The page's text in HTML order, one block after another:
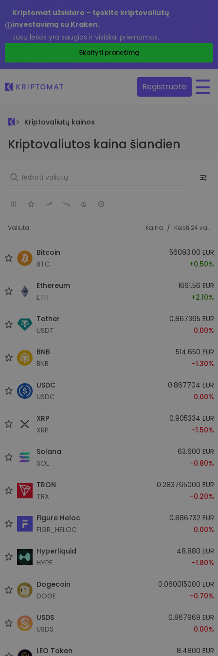
Kriptomat užsidaro – tęskite kriptovaliutų
investavimą su Kraken.
Jūsų lėšos yra saugios ir visiškai prieinamos.
Skaityti pranešimą
Registruotis
Kriptovaliutų kainos
Kriptovaliutos kaina šiandien
Valiuta Kaina / Keisti 24 val.
Bitcoin
BTC
56093.00 EUR
+0.50%
Ethereum
ETH
1661.56 EUR
+2.10%
Tether
USDT
0.867365 EUR
0.00%
BNB
BNB
514.650 EUR
-1.30%
USDC
USDC
0.867704 EUR
0.00%
XRP
XRP
0.905334 EUR
-1.50%
Solana
SOL
63.600 EUR
-0.80%
TRON
TRX
0.283765000 EUR
-0.20%
Figure Heloc
FIGR_HELOC
0.886732 EUR
0.00%
Hyperliquid
HYPE
48.880 EUR
-1.80%
Dogecoin
DOGE
0.060015000 EUR
-0.70%
USDS
USDS
0.867969 EUR
0.00%
LEO Token
8.4800 EUR